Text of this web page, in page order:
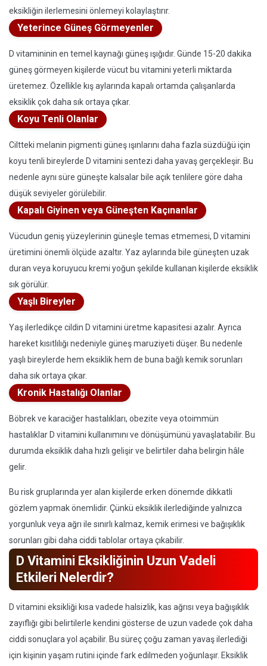
eksikliğin ilerlemesini önlemeyi kolaylaştırır.
Yeterince Güneş Görmeyenler
D vitamininin en temel kaynağı güneş ışığıdır. Günde 15-20 dakika
güneş görmeyen kişilerde vücut bu vitamini yeterli miktarda
üretemez. Özellikle kış aylarında kapalı ortamda çalışanlarda
eksiklik çok daha sık ortaya çıkar.
Koyu Tenli Olanlar
Ciltteki melanin pigmenti güneş ışınlarını daha fazla süzdüğü için
koyu tenli bireylerde D vitamini sentezi daha yavaş gerçekleşir. Bu
nedenle aynı süre güneşte kalsalar bile açık tenlilere göre daha
düşük seviyeler görülebilir.
Kapalı Giyinen veya Güneşten Kaçınanlar
Vücudun geniş yüzeylerinin güneşle temas etmemesi, D vitamini
üretimini önemli ölçüde azaltır. Yaz aylarında bile güneşten uzak
duran veya koruyucu kremi yoğun şekilde kullanan kişilerde eksiklik
sık görülür.
Yaşlı Bireyler
Yaş ilerledikçe cildin D vitamini üretme kapasitesi azalır. Ayrıca
hareket kısıtlılığı nedeniyle güneş maruziyeti düşer. Bu nedenle
yaşlı bireylerde hem eksiklik hem de buna bağlı kemik sorunları
daha sık ortaya çıkar.
Kronik Hastalığı Olanlar
Böbrek ve karaciğer hastalıkları, obezite veya otoimmün
hastalıklar D vitamini kullanımını ve dönüşümünü yavaşlatabilir. Bu
durumda eksiklik daha hızlı gelişir ve belirtiler daha belirgin hâle
gelir.
Bu risk gruplarında yer alan kişilerde erken dönemde dikkatli
gözlem yapmak önemlidir. Çünkü eksiklik ilerlediğinde yalnızca
yorgunluk veya ağrı ile sınırlı kalmaz, kemik erimesi ve bağışıklık
sorunları gibi daha ciddi tablolar ortaya çıkabilir.
D Vitamini Eksikliğinin Uzun Vadeli
Etkileri Nelerdir?
D vitamini eksikliği kısa vadede halsizlik, kas ağrısı veya bağışıklık
zayıflığı gibi belirtilerle kendini gösterse de uzun vadede çok daha
ciddi sonuçlara yol açabilir. Bu süreç çoğu zaman yavaş ilerlediği
için kişinin yaşam rutini içinde fark edilmeden yoğunlaşır. Eksiklik